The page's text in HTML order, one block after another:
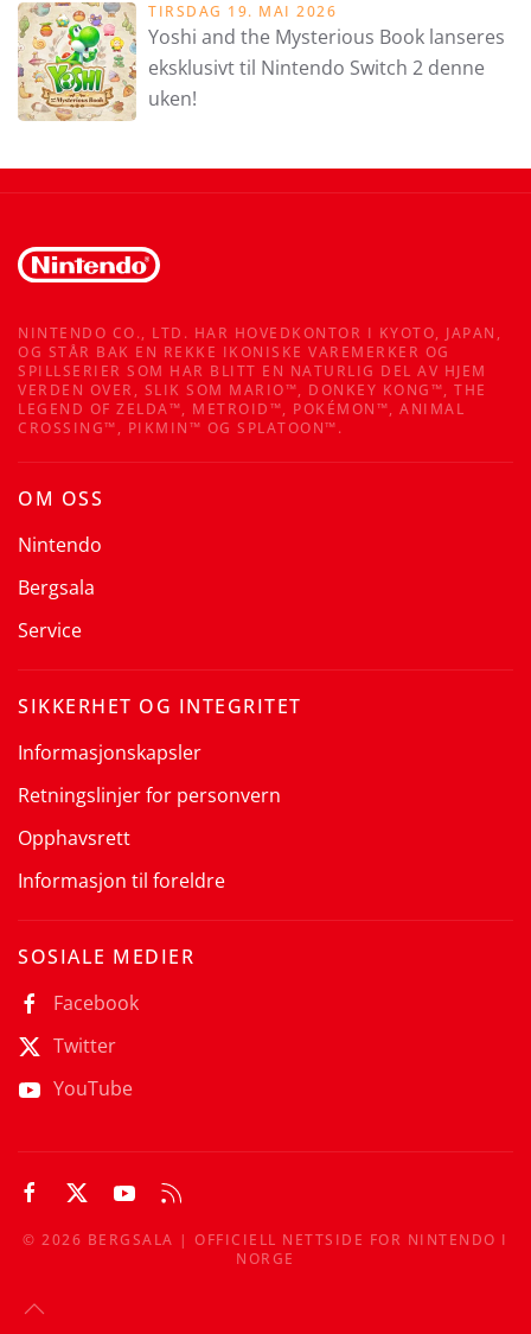
TIRSDAG 19. MAI 2026
Yoshi and the Mysterious Book lanseres
eksklusivt til Nintendo Switch 2 denne
uken!
NINTENDO CO., LTD. HAR HOVEDKONTOR I KYOTO, JAPAN,
OG STÅR BAK EN REKKE IKONISKE VAREMERKER OG
SPILLSERIER SOM HAR BLITT EN NATURLIG DEL AV HJEM
VERDEN OVER, SLIK SOM MARIO™, DONKEY KONG™, THE
LEGEND OF ZELDA™, METROID™, POKÉMON™, ANIMAL
CROSSING™, PIKMIN™ OG SPLATOON™.
OM OSS
Nintendo
Bergsala
Service
SIKKERHET OG INTEGRITET
Informasjonskapsler
Retningslinjer for personvern
Opphavsrett
Informasjon til foreldre
SOSIALE MEDIER
Facebook
Twitter
YouTube
©2026 BERGSALA | OFFICIELL NETTSIDE FOR NINTENDO I
NORGE